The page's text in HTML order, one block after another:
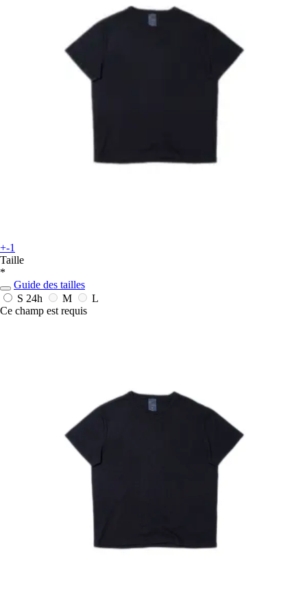
+-1
Taille
*
Guide des tailles
S 24h M
L
Ce champ est requis